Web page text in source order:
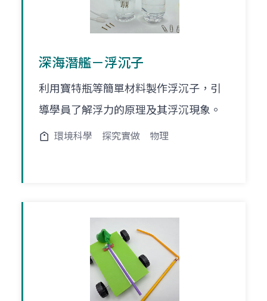
深海潛艦－浮沉子
利用寶特瓶等簡單材料製作浮沉子，引
導學員了解浮力的原理及其浮沉現象。
環境科學 探究實做 物理